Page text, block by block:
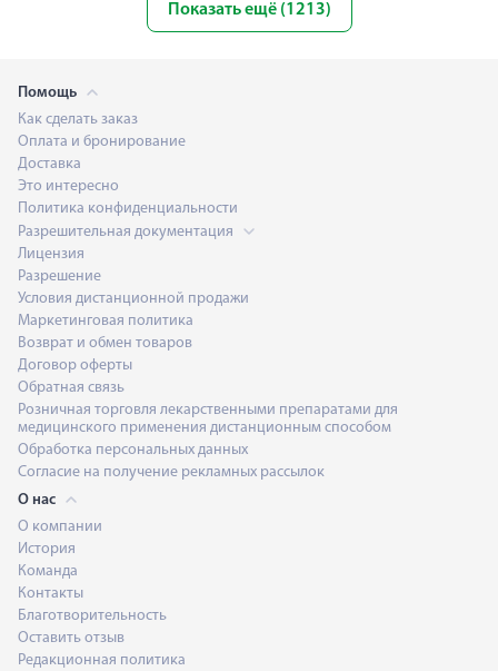
Показать ещё (1213)
Помощь
Как сделать заказ
Оплата и бронирование
Доставка
Это интересно
Политика конфиденциальности
Разрешительная документация
Лицензия
Разрешение
Условия дистанционной продажи
Маркетинговая политика
Возврат и обмен товаров
Договор оферты
Обратная связь
Розничная торговля лекарственными препаратами для
медицинского применения дистанционным способом
Обработка персональных данных
Согласие на получение рекламных рассылок
О нас
О компании
История
Команда
Контакты
Благотворительность
Оставить отзыв
Редакционная политика